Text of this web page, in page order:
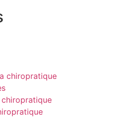
chiropratique
chiropratique